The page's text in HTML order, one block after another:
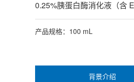
产品规格：100 mL
背景介绍